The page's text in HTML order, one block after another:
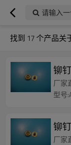
请输入
找到 17个产品关
铆
厂家
型号
铆
厂家